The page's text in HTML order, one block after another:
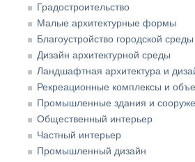
Градостроительство
Малые архитектурные формы
Благоустройство городской среды
Дизайн архитектурной среды
Ландшафтная архитектура и
Рекреационные комплексы и
Промышленные здания и
Общественный интерьер
Частный интерьер
Промышленный дизайн